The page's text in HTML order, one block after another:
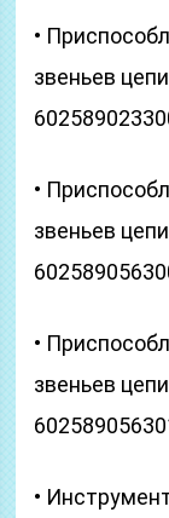
•
звеньев
•
звеньев
•
звеньев
•